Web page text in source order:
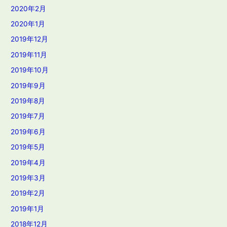
2020年2月
2020年1月
2019年12月
2019年11月
2019年10月
2019年9月
2019年8月
2019年7月
2019年6月
2019年5月
2019年4月
2019年3月
2019年2月
2019年1月
2018年12月